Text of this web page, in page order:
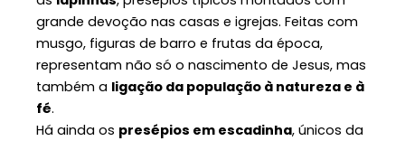
grande devoção nas casas e igrejas. Feitas com
musgo, figuras de barro e frutas da época,
representam não só o nascimento de Jesus, mas
também a ligação da população à natureza e à
fé.
Há ainda os presépios em escadinha, únicos da